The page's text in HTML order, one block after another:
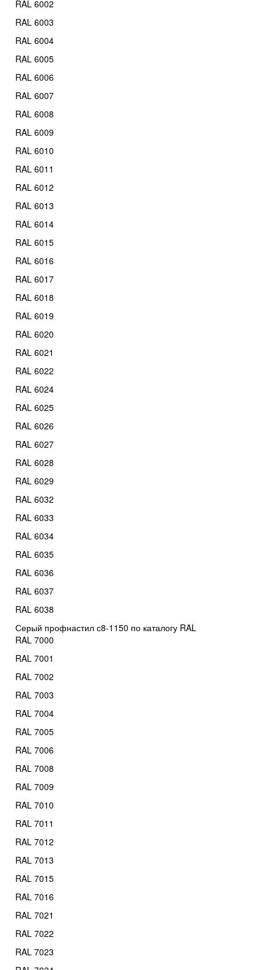
RAL 6002
RAL 6003
RAL 6004
RAL 6005
RAL 6006
RAL 6007
RAL 6008
RAL 6009
RAL 6010
RAL 6011
RAL 6012
RAL 6013
RAL 6014
RAL 6015
RAL 6016
RAL 6017
RAL 6018
RAL 6019
RAL 6020
RAL 6021
RAL 6022
RAL 6024
RAL 6025
RAL 6026
RAL 6027
RAL 6028
RAL 6029
RAL 6032
RAL 6033
RAL 6034
RAL 6035
RAL 6036
RAL 6037
RAL 6038
Серый профнастил с8-1150 по каталогу RAL
RAL 7000
RAL 7001
RAL 7002
RAL 7003
RAL 7004
RAL 7005
RAL 7006
RAL 7008
RAL 7009
RAL 7010
RAL 7011
RAL 7012
RAL 7013
RAL 7015
RAL 7016
RAL 7021
RAL 7022
RAL 7023